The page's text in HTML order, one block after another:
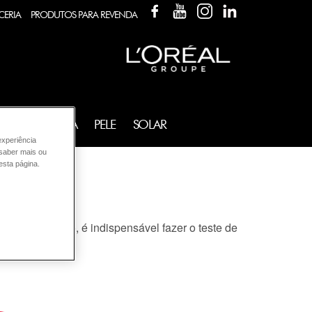
PRODUTOS PARA REVENDA
FACEBOOKYOUTUBEINSTAGRAM
FRAGRÂNCIA PELE SOLAR
, é indispensável fazer o teste de
mais ou
página.